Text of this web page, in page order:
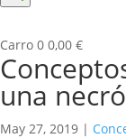
productos
Carro 0 0,00 €
una
May 27, 2019 |